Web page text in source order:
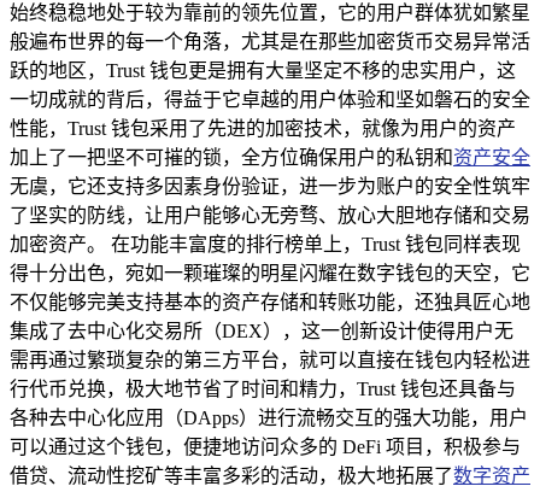
始终稳稳地处于较为靠前的领先位置，它的用户群体犹如繁星
般遍布世界的每一个角落，尤其是在那些加密货币交易异常活
跃的地区，Trust 钱包更是拥有大量坚定不移的忠实用户，这
一切成就的背后，得益于它卓越的用户体验和坚如磐石的安全
性能，Trust 钱包采用了先进的加密技术，就像为用户的资产
加上了一把坚不可摧的锁，全方位确保用户的私钥和资产安全
无虞，它还支持多因素身份验证，进一步为账户的安全性筑牢
了坚实的防线，让用户能够心无旁骛、放心大胆地存储和交易
加密资产。 在功能丰富度的排行榜单上，Trust 钱包同样表现
得十分出色，宛如一颗璀璨的明星闪耀在数字钱包的天空，它
不仅能够完美支持基本的资产存储和转账功能，还独具匠心地
集成了去中心化交易所（DEX），这一创新设计使得用户无
需再通过繁琐复杂的第三方平台，就可以直接在钱包内轻松进
行代币兑换，极大地节省了时间和精力，Trust 钱包还具备与
各种去中心化应用（DApps）进行流畅交互的强大功能，用户
可以通过这个钱包，便捷地访问众多的 DeFi 项目，积极参与
借贷、流动性挖矿等丰富多彩的活动，极大地拓展了数字资产